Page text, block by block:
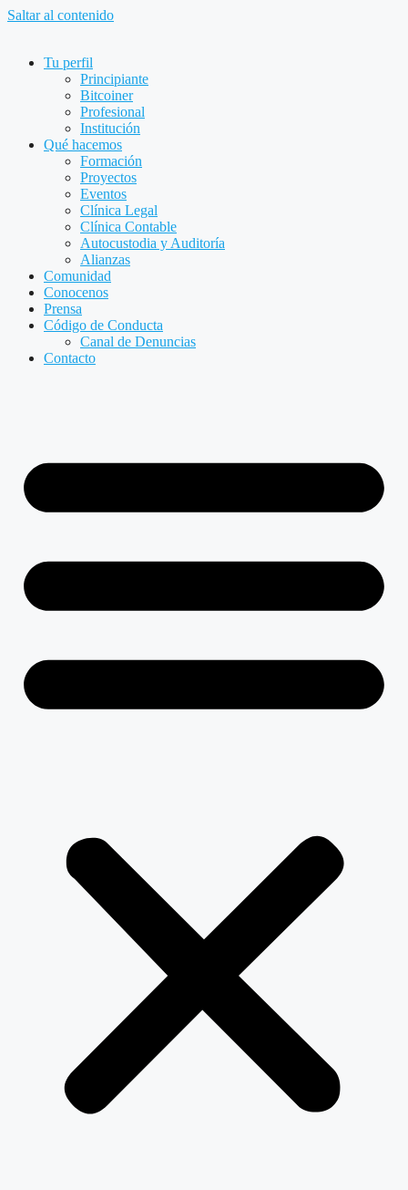
Saltar al contenido
Tu perfil
Principiante
Bitcoiner
Profesional
Institución
Qué hacemos
Formación
Proyectos
Eventos
Clínica Legal
Clínica Contable
Autocustodia y Auditoría
Alianzas
Comunidad
Conocenos
Prensa
Código de Conducta
Canal de Denuncias
Contacto